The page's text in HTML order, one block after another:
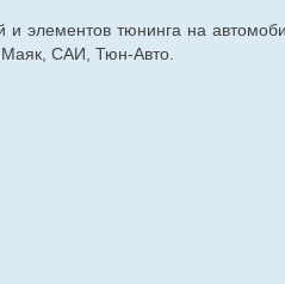
и элементов тюнинга на
САИ, Тюн-Авто.